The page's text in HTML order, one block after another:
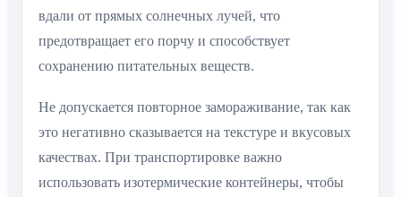
вдали от прямых солнечных лучей, что
предотвращает его порчу и способствует
сохранению питательных веществ.
Не допускается повторное замораживание, так как
это негативно сказывается на текстуре и вкусовых
качествах. При транспортировке важно
использовать изотермические контейнеры, чтобы